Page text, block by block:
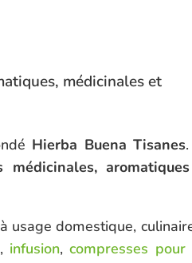
médicinales et
Hierba Buena Tisanes
médicinales,
usage domestique,
, infusion,compresses pour